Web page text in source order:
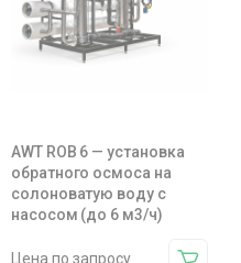
AWT ROB 6 — установка
обратного осмоса на
солоноватую воду с
насосом (до 6 м3/ч)
Цена по запросу